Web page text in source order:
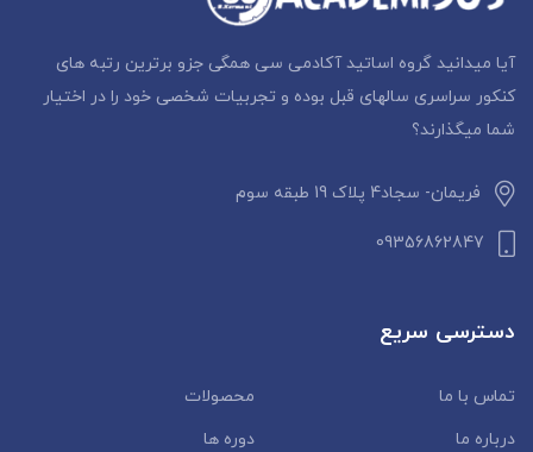
آیا میدانید گروه اساتید آکادمی سی همگی جزو برترین رتبه های
کنکور سراسری سالهای قبل بوده و تجربیات شخصی خود را در اختیار
شما میگذارند؟
فریمان- سجاد4 پلاک 19 طبقه سوم
09356862847
دسترسی سریع
تماس با ما
محصولات
درباره ما
دوره ها